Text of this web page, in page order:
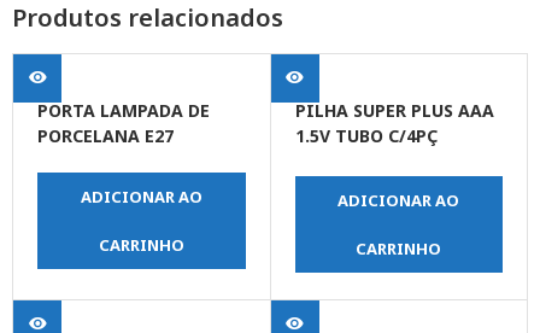
Produtos relacionados
PORTA LAMPADA DE
PORCELANA E27
ADICIONAR AO
CARRINHO
PILHA SUPER PLUS AAA
1.5V TUBO C/4PÇ
ADICIONAR AO
CARRINHO